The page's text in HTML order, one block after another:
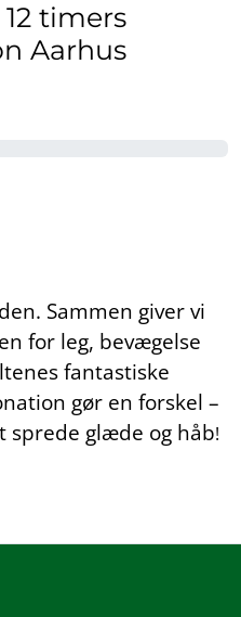
timers
Aarhus
Sammen giver vi
for leg, bevægelse
fantastiske
gør en forskel –
sprede glæde og håb!